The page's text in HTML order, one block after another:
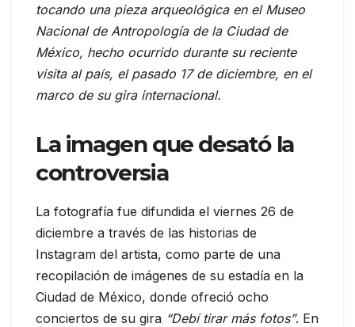
tocando una pieza arqueológica en el Museo
Nacional de Antropología de la Ciudad de
México, hecho ocurrido durante su reciente
visita al país, el pasado 17 de diciembre, en el
marco de su gira internacional.
La imagen que desató la
controversia
La fotografía fue difundida el viernes 26 de
diciembre a través de las historias de
Instagram del artista, como parte de una
recopilación de imágenes de su estadía en la
Ciudad de México, donde ofreció ocho
conciertos de su gira “Debí tirar más fotos”. En